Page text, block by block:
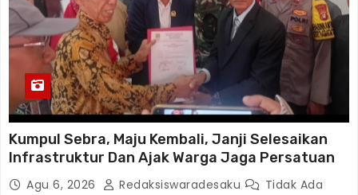
Kumpul Sebra, Maju Kembali, Janji Selesaikan
Infrastruktur Dan Ajak Warga Jaga Persatuan
Agu 6, 2026 Redaksiswaradesaku
Tidak Ada